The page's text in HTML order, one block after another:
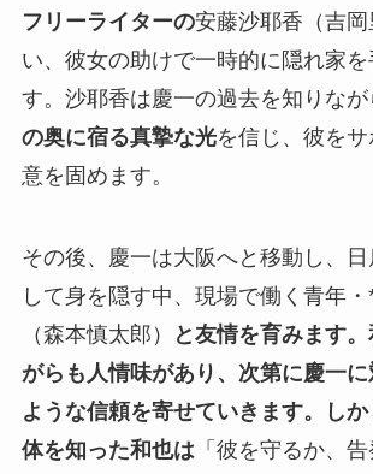
フリーライターの安藤沙耶香（吉
い、彼女の助けで一時的に隠れ家を
す。沙耶香は慶一の過去を知りなが
の奥に宿る真摯な光を信じ、彼を
意を固めます。
その後、慶一は大阪へと移動し、日
して身を隠す中、現場で働く青年
（森本慎太郎）
と友情を育みます
がらも人情味があり、次第に慶一
ような信頼を寄せていきます。し
体を知った和也は 「彼を守るか、